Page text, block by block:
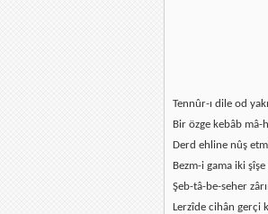
Tennûr-ı dile od
Bir özge kebâb
Derd ehline nûş
Bezm-i gama iki
Şeb-tâ-be-seher
Lerzîde cihân gerçi